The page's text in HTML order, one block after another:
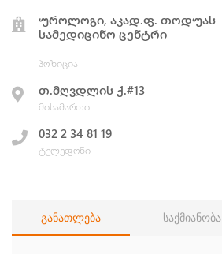
უროლოგი, აკად.ფ. თოდუას
სამედიცინო ცენტრი
პოზიცია
თ.მღვდლის ქ.#13
მისამართი
032 2 34 81 19
ტელეფონი
განათლება საქმიანობა